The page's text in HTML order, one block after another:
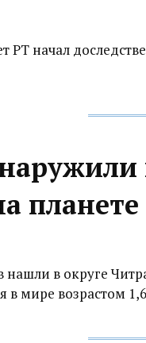
РТ начал
планете
нашли в округе
в мире возрастом